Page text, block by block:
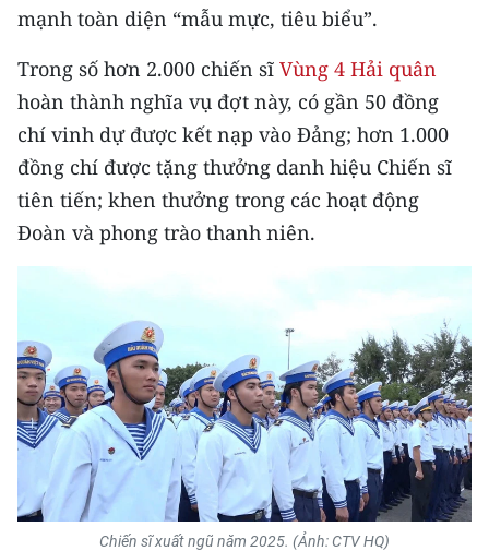
Media Chính trị
Media Kinh tế
Media Văn hóa
Media Xã hội
Media Pháp luật
Media Du lịch
Media Thế giới
Media Thể thao
Media Giáo dục
Media Y tế
Media Khoa học - Công nghệ
mạnh toàn diện “mẫu mực, tiêu biểu”.
Trong số hơn 2.000 chiến sĩ Vùng 4 Hải quân
hoàn thành nghĩa vụ đợt này, có gần 50 đồng
chí vinh dự được kết nạp vào Đảng; hơn 1.000
đồng chí được tặng thưởng danh hiệu Chiến sĩ
tiên tiến; khen thưởng trong các hoạt động
Đoàn và phong trào thanh niên.
Chiến sĩ xuất ngũ năm 2025. (Ảnh: CTV HQ)